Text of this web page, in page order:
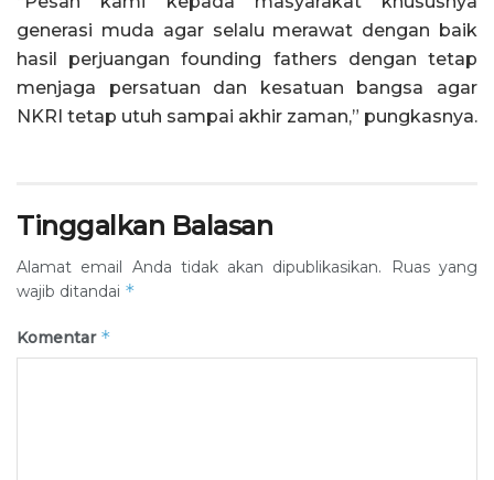
generasi muda agar selalu merawat dengan baik
hasil perjuangan founding fathers dengan tetap
menjaga persatuan dan kesatuan bangsa agar
NKRI tetap utuh sampai akhir zaman,” pungkasnya.
Tinggalkan Balasan
Alamat email Anda tidak akan dipublikasikan.
Ruas yang
wajib ditandai *
Komentar *